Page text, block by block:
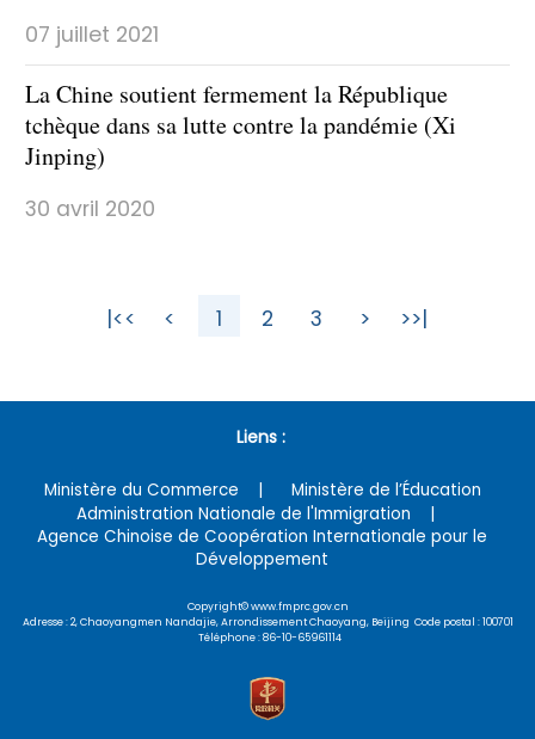
07 juillet 2021
La Chine soutient fermement la République
tchèque dans sa lutte contre la pandémie (Xi
Jinping)
30 avril 2020
|<< < 1 2 3 > >>|
Liens :
Ministère du Commerce
Ministère de l’Éducation
Administration Nationale de l'Immigration
Agence Chinoise de Coopération Internationale pour le
Développement
Copyright© www.fmprc.gov.cn
Adresse : 2, Chaoyangmen Nandajie, Arrondissement Chaoyang, Beijing Code postal : 100701
Téléphone : 86-10-65961114